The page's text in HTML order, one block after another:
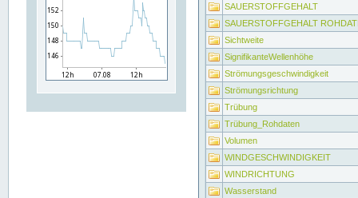
SAUERSTOFFGEHALT
SAUERSTOFFGEHALT
Sichtweite
SignifikanteWellenhöhe
Strömungsgeschwindigkeit
Strömungsrichtung
Trübung
Trübung_Rohdaten
Volumen
WINDGESCHWINDIGKEIT
WINDRICHTUNG
Wasserstand